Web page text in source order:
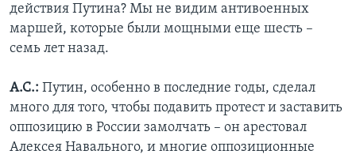
действия Путина? Мы не видим антивоенных
маршей, которые были мощными еще шесть –
семь лет назад.
А.С.: Путин, особенно в последние годы, сделал
много для того, чтобы подавить протест и заставить
оппозицию в России замолчать – он арестовал
Алексея Навального, и многие оппозиционные